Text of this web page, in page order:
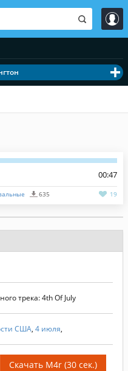
00:47
635 19
трека: 4th Of July
США, 4 июля,
Скачать M4r (30 сек.)